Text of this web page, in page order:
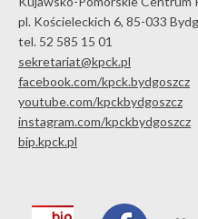
pl. Kościeleckich 6, 85-033
tel. 52 585 15 01
sekretariat@kpck.pl
facebook.com/kpck.bydgoszcz
youtube.com/kpckbydgoszcz
instagram.com/kpckbydgoszcz
bip.kpck.pl